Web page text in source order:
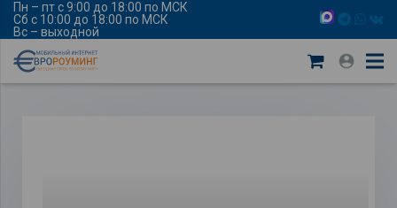
Пн – пт с 9:00 до 18:00 по МСК
Сб с 10:00 до 18:00 по МСК
Вс – выходной